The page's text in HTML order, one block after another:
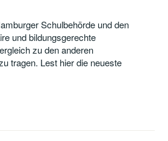
Schulbehörde und den
und bildungsgerechte
zu den anderen
tragen. Lest hier die neueste